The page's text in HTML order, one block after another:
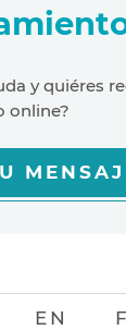
y quiéres
online?
EN